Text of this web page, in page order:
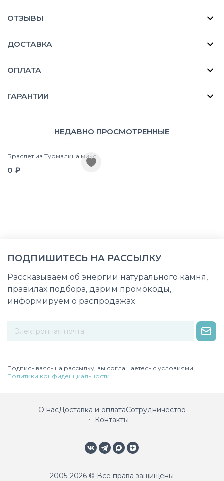
ОТЗЫВЫ
ДОСТАВКА
ОПЛАТА
ГАРАНТИИ
НЕДАВНО ПРОСМОТРЕННЫЕ
Браслет из Турмалина микс
0 ₽
ПОДПИШИТЕСЬ НА РАССЫЛКУ
Рассказываем об энергии натурального камня,
правилах подбора, дарим промокоды,
информируем о распродажах
Подписываясь на рассылку, вы соглашаетесь с условиями
Политики конфиденциальности
О насДоставка и оплатаСотрудничество
Контакты
2005-2026 © Все права защищены